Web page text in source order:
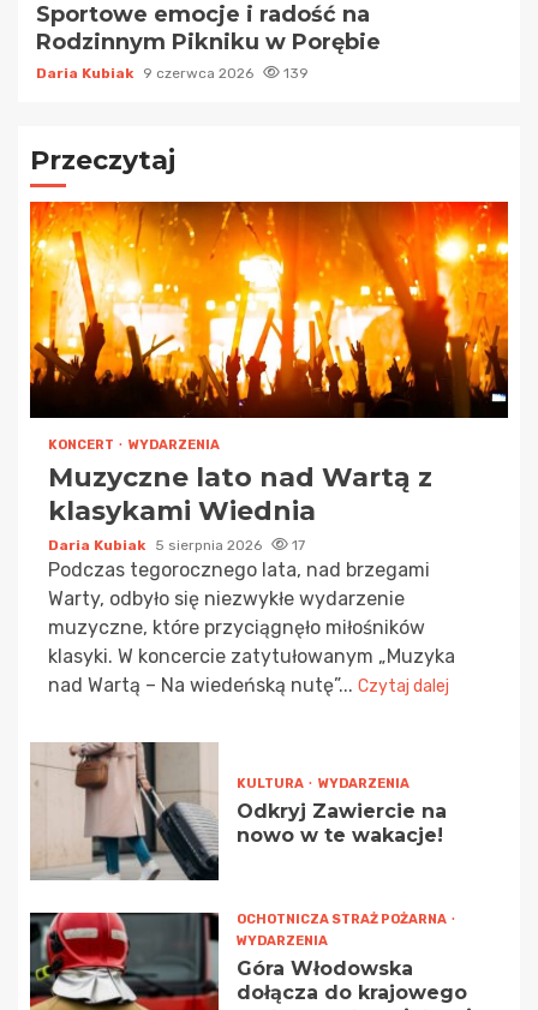
Sportowe emocje i radość na
Rodzinnym Pikniku w Porębie
Daria Kubiak 9 czerwca 2026 139
Przeczytaj
KONCERT WYDARZENIA
Muzyczne lato nad Wartą z
klasykami Wiednia
Daria Kubiak 5 sierpnia 2026 17
Podczas tegorocznego lata, nad brzegami
Warty, odbyło się niezwykłe wydarzenie
muzyczne, które przyciągnęło miłośników
klasyki. W koncercie zatytułowanym „Muzyka
nad Wartą – Na wiedeńską nutę”... Czytaj dalej
KULTURA WYDARZENIA
Odkryj Zawiercie na
nowo w te wakacje!
OCHOTNICZA STRAŻ POŻARNA
WYDARZENIA
Góra Włodowska
dołącza do krajowego